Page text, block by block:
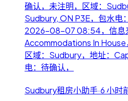
确认，未注明，区域：
Sudbury, ON P3E，包水电
2026-08-07 08:54，信息
Accommodations In House
区域：Sudbury，地址：
电：待确认，
Sudbury租房小助手·6 小时